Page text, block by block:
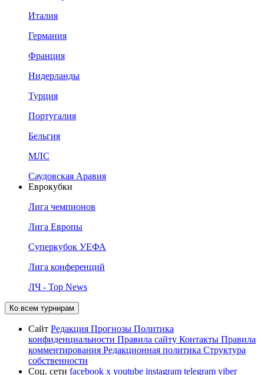
Италия
Германия
Франция
Нидерланды
Турция
Португалия
Бельгия
МЛС
Саудовская Аравия
Еврокубки
Лига чемпионов
Лига Европы
Суперкубок УЕФА
Лига конференций
ЛЧ - Top News
Ко всем турнирам
Сайт Редакция Прогнозы Политика
конфиденциальности Правила сайту Контакты Правила
комментирования Редакционная политика Структура
собственности
Соц. сети facebook x youtube instagram telegram viber